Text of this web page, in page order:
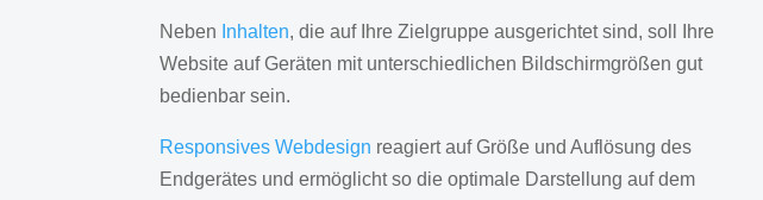
Neben Inhalten, die auf Ihre Zielgruppe ausgerichtet sind, soll Ihre
Website auf Geräten mit unterschiedlichen Bildschirmgrößen gut
bedienbar sein.
Responsives Webdesign reagiert auf Größe und Auflösung des
Endgerätes und ermöglicht so die optimale Darstellung auf dem